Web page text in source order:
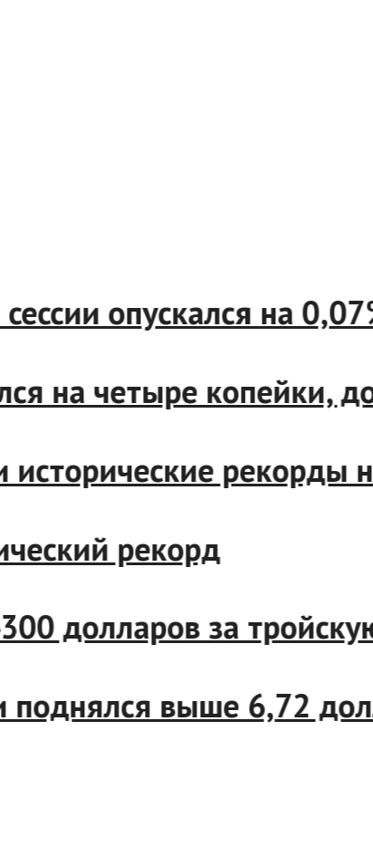
сессии опускался
на четыре
исторические
рекорд
4300 долларов за
поднялся выше